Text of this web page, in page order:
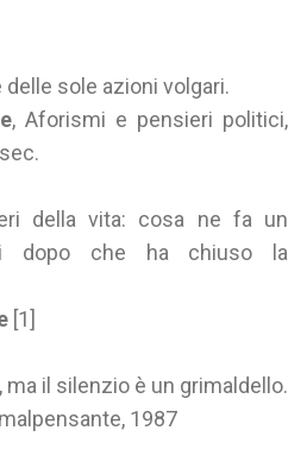
sole azioni volgari.
, Aforismi e pensieri politici,
della vita: cosa ne fa un
dopo che ha chiuso la
[1]
ma il silenzio è un grimaldello.
1987